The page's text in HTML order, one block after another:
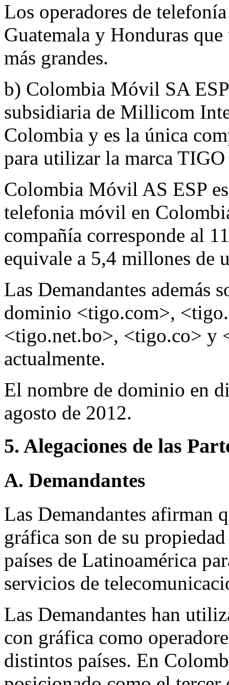
Los operadores de
Guatemala y Honduras
más grandes.
b) Colombia Móvil SA
subsidiaria de Millicom
Colombia y es la única
para utilizar la marca
Colombia Móvil AS ESP
telefonia móvil en
compañía corresponde al
equivale a 5,4 millones de
Las Demandantes además
dominio <tigo.com>,
<tigo.net.bo>, <tigo.co> y
actualmente.
El nombre de dominio en
agosto de 2012.
5. Alegaciones de las
A. Demandantes
Las Demandantes afirman
gráfica son de su
países de Latinoamérica
servicios de
Las Demandantes han
con gráfica como
distintos países. En